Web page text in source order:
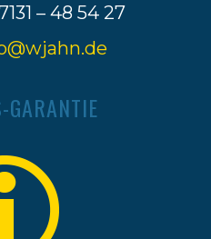
– 48 54 27